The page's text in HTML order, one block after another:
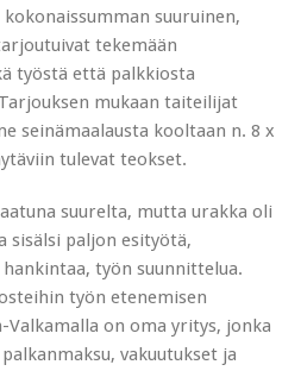
suuruinen,
tekemään
työstä että palkkiosta
mukaan taiteilijat
seinämaalausta kooltaan n. 8 x
tulevat teokset.
suurelta, mutta urakka oli
sisälsi paljon esityötä,
työn suunnittelua.
työn etenemisen
Valkamalla on oma yritys, jonka
vakuutukset ja